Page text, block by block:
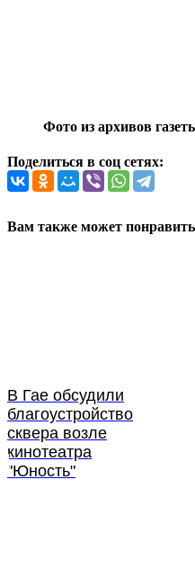
Фото из архивов
Поделиться в соц сетях:
Вам также может
В Гае обсудили
благоустройство
сквера возле
кинотеатра
"Юность"